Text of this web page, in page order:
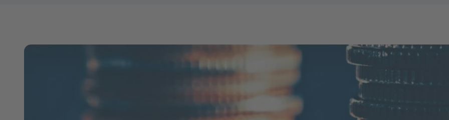
Bild in Lightbox zeigen